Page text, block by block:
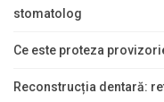
stomatolog
Ce este proteza
Reconstrucția dentară: